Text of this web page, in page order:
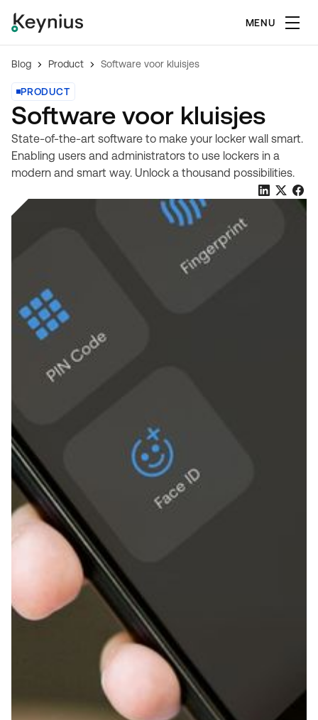
MENU
Blog Product Software voor kluisjes
PRODUCT
Software voor kluisjes
State-of-the-art software to make your locker wall smart.
Enabling users and administrators to use lockers in a
modern and smart way. Unlock a thousand possibilities.